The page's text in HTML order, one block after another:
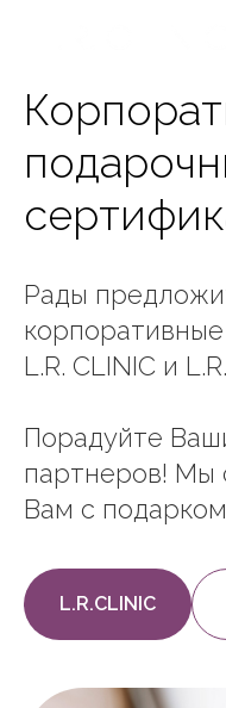
Рады
L.R. CLINIC и
Порадуйте
партнеров! Мы
Вам с
L.R.CLINIC